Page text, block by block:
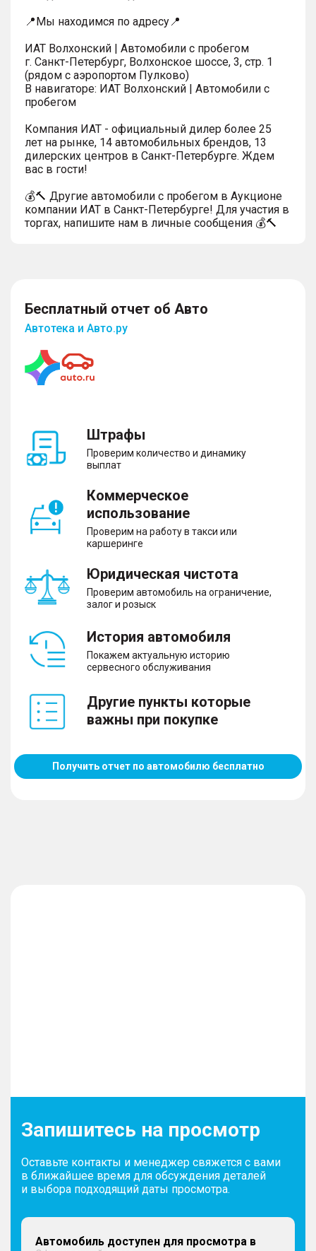
📍Мы находимся по адресу📍
ИАТ Волхонский | Автомобили с пробегом
г. Санкт-Петербург, Волхонское шоссе, 3, стр. 1
(рядом с аэропортом Пулково)
В навигаторе: ИАТ Волхонский | Автомобили с
пробегом
Компания ИАТ - официальный дилер более 25
лет на рынке, 14 автомобильных брендов, 13
дилерских центров в Санкт-Петербурге. Ждем
вас в гости!
💰🔨 Другие автомобили с пробегом в Аукционе
компании ИАТ в Санкт-Петербурге! Для участия в
торгах, напишите нам в личные сообщения 💰🔨
Бесплатный отчет об Авто
Автотека и Авто.ру
Штрафы
Проверим количество и динамику
выплат
Коммерческое
использование
Проверим на работу в такси или
каршеринге
Юридическая чистота
Проверим автомобиль на ограничение,
залог и розыск
История автомобиля
Покажем актуальную историю
сервесного обслуживания
Другие пункты которые
важны при покупке
Получить отчет по автомобилю бесплатно
Запишитесь на просмотр
Оставьте контакты и менеджер свяжется с вами
в ближайшее время для обсуждения деталей
и выбора подходящий даты просмотра.
Автомобиль доступен для просмотра в